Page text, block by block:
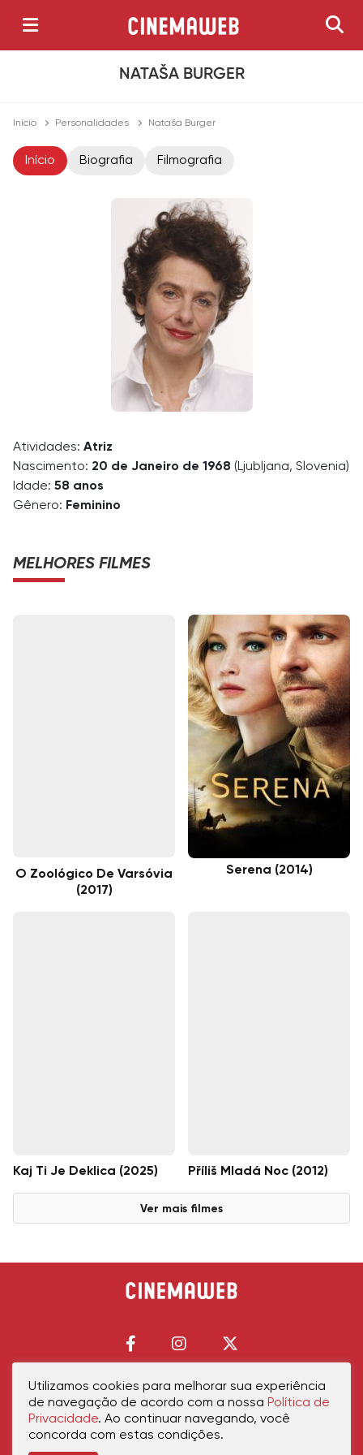
NATAŠA BURGER
Início Personalidades Nataša Burger
Início Biografia Filmografia
Atividades: Atriz
Nascimento: 20 de Janeiro de 1968 (Ljubljana, Slovenia)
Idade: 58 anos
Gênero: Feminino
MELHORES FILMES
O Zoológico De Varsóvia
(2017)
Serena (2014)
Kaj Ti Je Deklica (2025) Příliš Mladá Noc (2012)
Ver mais filmes
Início Política de PrivacidadePolítica de CookiesContatoSobre Nós
Utilizamos cookies para melhorar sua experiência
de navegação de acordo com a nossa Política de
Privacidade. Ao continuar navegando, você
concorda com estas condições.